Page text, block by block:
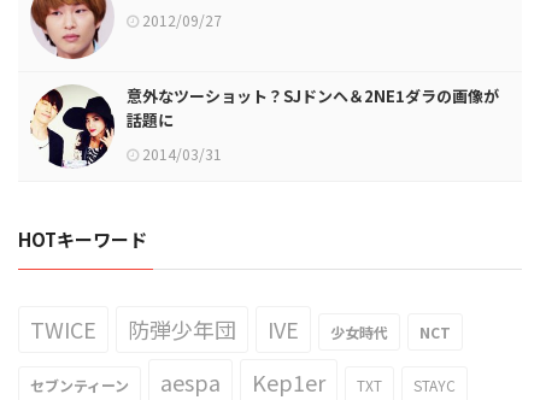
2012/09/27
意外なツーショット？SJドンヘ＆2NE1ダラの画像が
話題に
2014/03/31
HOTキーワード
TWICE 防弾少年団 IVE 少女時代 NCT
セブンティーン aespa Kep1er TXT STAYC